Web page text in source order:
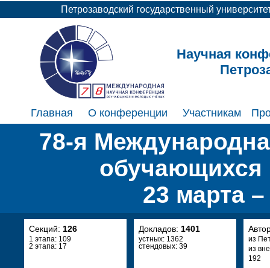
Петрозаводский государственный
Научная
Главная О конференции Участникам
78-я
23 марта
Секций: 126
1 этапа: 109
2 этапа: 17
Докладов: 1401
устных: 1362
стендовых: 39
из
из
192